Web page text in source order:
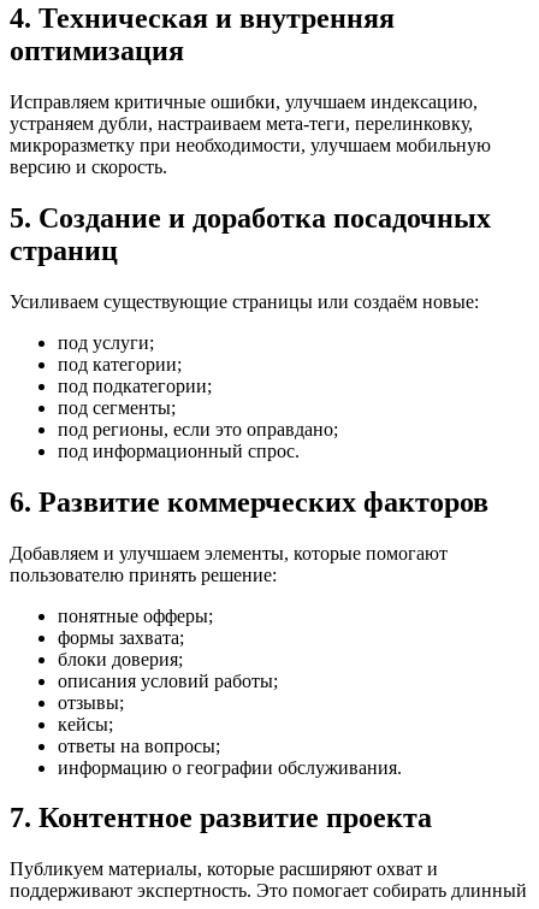
4. Техническая и внутренняя
оптимизация
Исправляем критичные ошибки, улучшаем индексацию,
устраняем дубли, настраиваем мета-теги, перелинковку,
микроразметку при необходимости, улучшаем мобильную
версию и скорость.
5. Создание и доработка посадочных
страниц
Усиливаем существующие страницы или создаём новые:
под услуги;
под категории;
под подкатегории;
под сегменты;
под регионы, если это оправдано;
под информационный спрос.
6. Развитие коммерческих факторов
Добавляем и улучшаем элементы, которые помогают
пользователю принять решение:
понятные офферы;
формы захвата;
блоки доверия;
описания условий работы;
отзывы;
кейсы;
ответы на вопросы;
информацию о географии обслуживания.
7. Контентное развитие проекта
Публикуем материалы, которые расширяют охват и
поддерживают экспертность. Это помогает собирать длинный